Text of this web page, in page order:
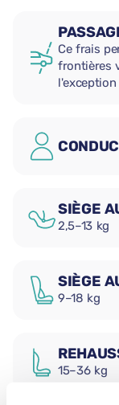
Ce frais
frontières
l'exception
SIÈGE
2,5–13 kg
SIÈGE
9–18 kg
15–36 kg